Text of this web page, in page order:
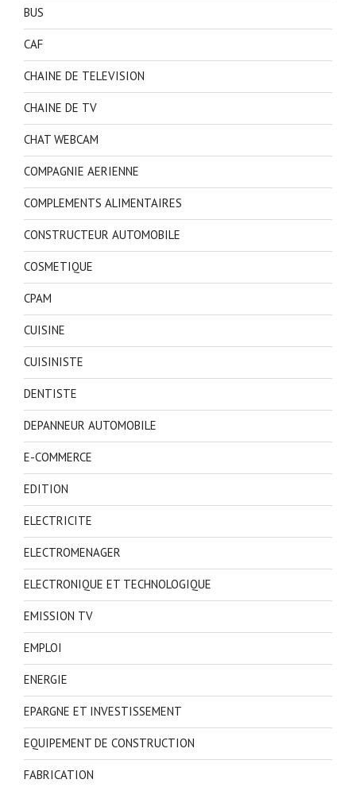
BUS
CAF
CHAINE DE TELEVISION
CHAINE DE TV
CHAT WEBCAM
COMPAGNIE AERIENNE
COMPLEMENTS ALIMENTAIRES
CONSTRUCTEUR AUTOMOBILE
COSMETIQUE
CPAM
CUISINE
CUISINISTE
DENTISTE
DEPANNEUR AUTOMOBILE
E-COMMERCE
EDITION
ELECTRICITE
ELECTROMENAGER
ELECTRONIQUE ET TECHNOLOGIQUE
EMISSION TV
EMPLOI
ENERGIE
EPARGNE ET INVESTISSEMENT
EQUIPEMENT DE CONSTRUCTION
FABRICATION